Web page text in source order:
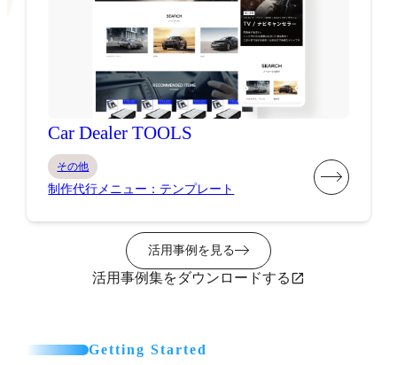
Car Dealer TOOLS
その他
制作代行メニュー：テンプレート
活用事例を見る
活用事例集をダウンロードする
Getting Started